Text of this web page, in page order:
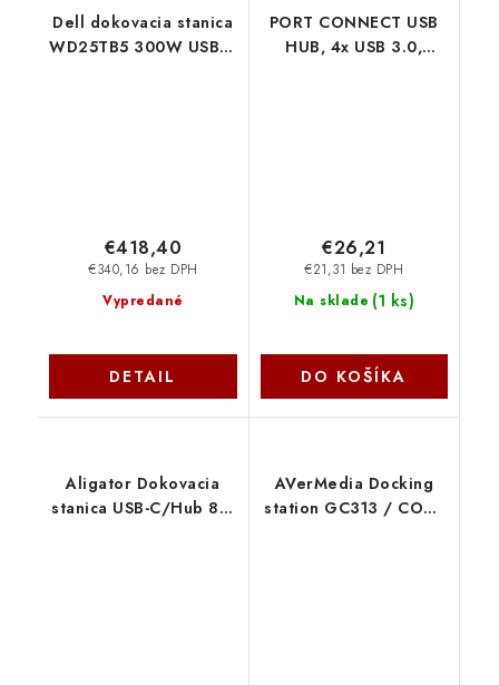
Dell dokovacia stanica
WD25TB5 300W USB-C
Vypredané
€340,16 bez DPH
€418,40
DETAIL
PORT CONNECT USB
HUB, 4x USB 3.0,
Na sklade (1 ks)
€21,31 bez DPH
€26,21
DO KOŠÍKA
Aligator Dokovacia
stanica USB-C/Hub 8v1
AVerMedia Docking
station GC313 / CORE